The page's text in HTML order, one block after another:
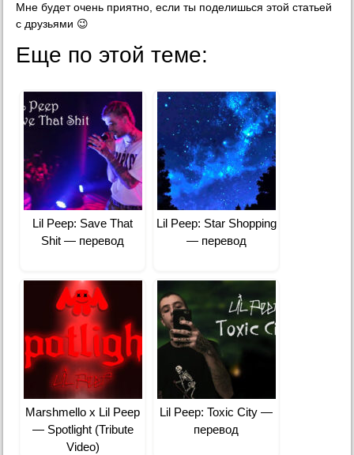
Мне будет очень приятно, если ты поделишься этой статьей
с друзьями 😉
Еще по этой теме:
Lil Peep: Save That
Shit — перевод
Lil Peep: Star Shopping
— перевод
Marshmello x Lil Peep
— Spotlight (Tribute
Video)
Lil Peep: Toxic City —
перевод